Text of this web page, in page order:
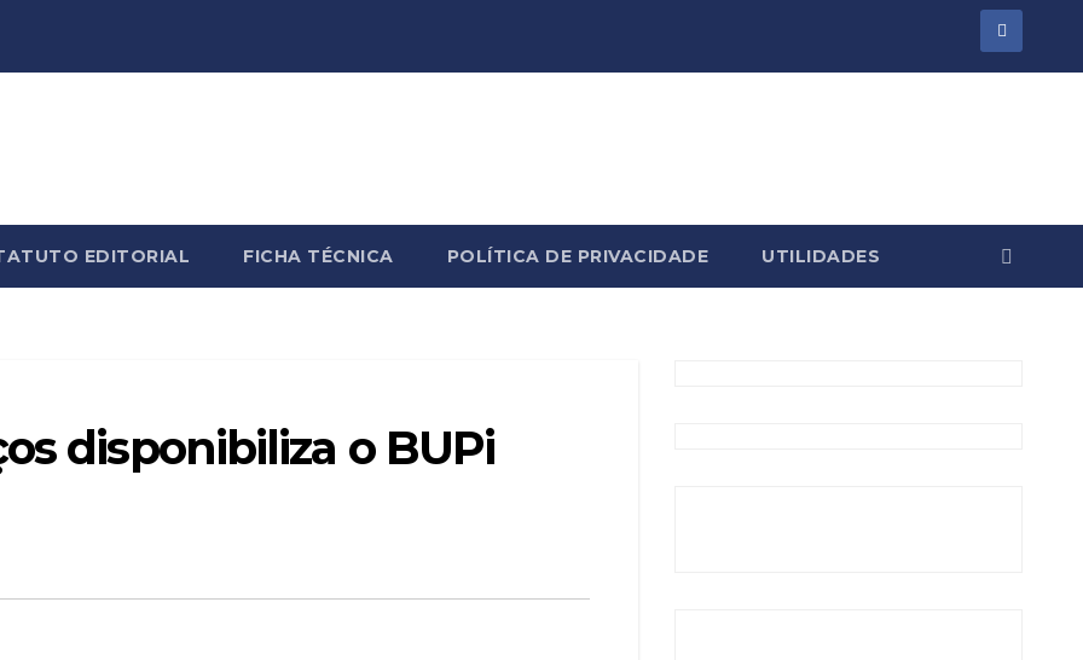
EDITORIAL FICHA TÉCNICA POLÍTICA DE PRIVACIDADE UTILIDADES
disponibiliza o BUPi